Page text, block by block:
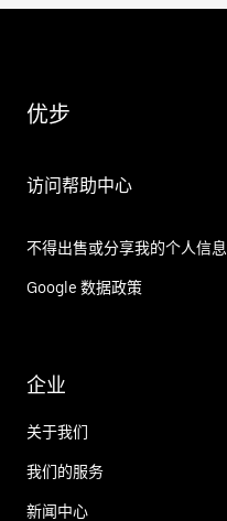
优步
访问帮助中心
不得出售或分享我的个人信息
Google 数据政策
企业
关于我们
我们的服务
新闻中心